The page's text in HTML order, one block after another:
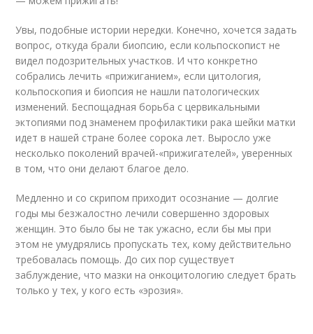
Увы, подобные истории нередки. Конечно, хочется задать
вопрос, откуда брали биопсию, если кольпоскопист не
видел подозрительных участков. И что конкретно
собрались лечить «прижиганием», если цитология,
кольпоскопия и биопсия не нашли патологических
изменений. Беспощадная борьба с цервикальными
эктопиями под знаменем профилактики рака шейки матки
идет в нашей стране более сорока лет. Выросло уже
несколько поколений врачей-«прижигателей», уверенных
в том, что они делают благое дело.
Медленно и со скрипом приходит осознание — долгие
годы мы безжалостно лечили совершенно здоровых
женщин. Это было бы не так ужасно, если бы мы при
этом не умудрялись пропускать тех, кому действительно
требовалась помощь. До сих пор существует
заблуждение, что мазки на онкоцитологию следует брать
только у тех, у кого есть «эрозия».